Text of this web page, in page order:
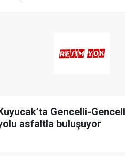
Gencelli-
asfaltla buluşuyor